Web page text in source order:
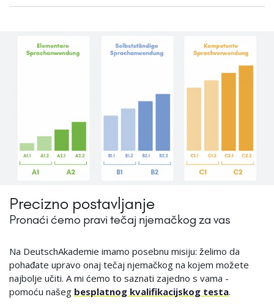
Precizno postavljanje
Pronaći ćemo pravi tečaj njemačkog za vas
Na DeutschAkademie imamo posebnu misiju: ​​želimo da
pohađate upravo onaj tečaj njemačkog na kojem možete
najbolje učiti. A mi ćemo to saznati zajedno s vama -
pomoću našeg besplatnog kvalifikacijskog testa.